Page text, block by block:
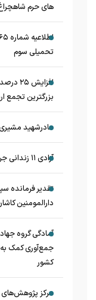
های حرم
تحمیلی سوم
بزرگترین تجمع
مادرشهید
آزادی ۱۱ زندانی جرائم غیرعمد در کاشان
تقدیر فرمانده
دارالمومنین
آمادگی گروه
جمع‌آوری کمک
کشور
مرکز